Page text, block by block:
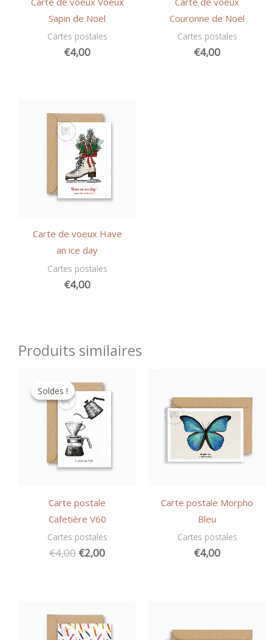
Sapin de Noël
Cartes postales
€4,00
Couronne de Noël
Cartes postales
€4,00
Carte de voeux Have
an ice day
Cartes postales
€4,00
Produits similaires
Soldes !
Soldes !
Carte postale
Cafetière V60
Cartes postales
€4,00 Le
€2,00Le
Carte postale Morpho
Bleu
Cartes postales
€4,00